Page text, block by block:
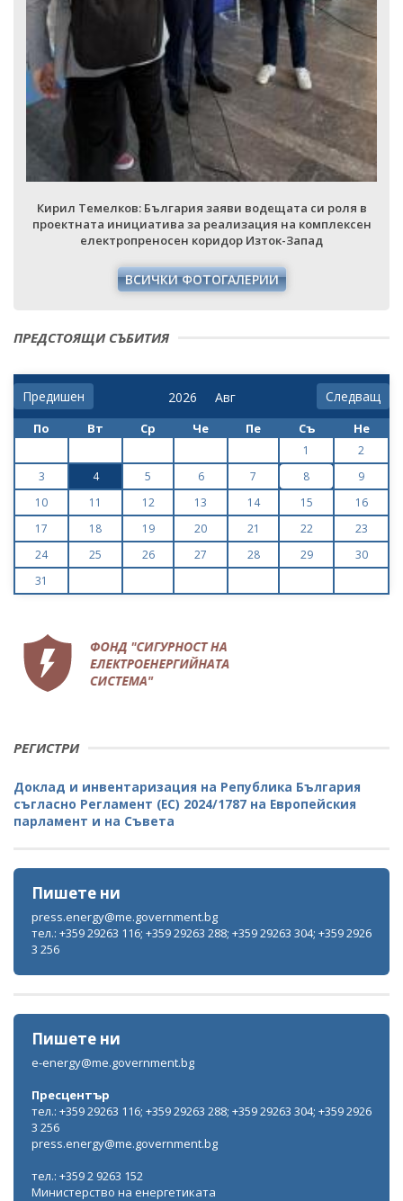
Кирил Темелков: България заяви водещата си роля в
проектната инициатива за реализация на комплексен
електропреносен коридор Изток-Запад
ВСИЧКИ ФОТОГАЛЕРИИ
ПРЕДСТОЯЩИ СЪБИТИЯ
Предишен Следващ
По Вт Ср Че Пе Съ Не
1
2
3
4 5 6 7 8
9
10
11 12 13 14 15
16
17
18 19 20 21 22
23
24
25 26 27 28 29
30
31
РЕГИСТРИ
Доклад и инвентаризация на Република България
съгласно Регламент (ЕС) 2024/1787 на Европейския
парламент и на Съвета
Пишете ни
press.energy@me.government.bg
тел.: +359 29263 116; +359 29263 288; +359 29263 304; +359 2926
3 256
Пишете ни
e-energy@me.government.bg
Пресцентър
тел.: +359 29263 116; +359 29263 288; +359 29263 304; +359 2926
3 256
press.energy@me.government.bg
тел.: +359 2 9263 152
Министерство на енергетиката